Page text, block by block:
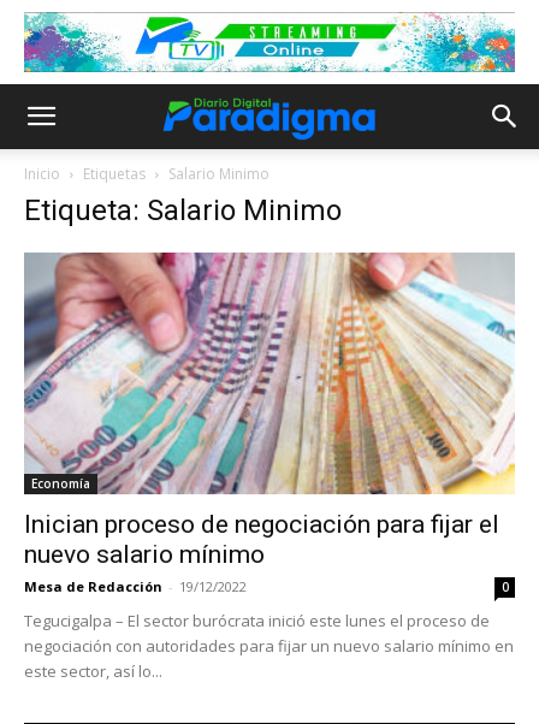
Inicio Etiquetas Salario Minimo
Etiqueta: Salario Minimo
Economía
Inician proceso de negociación para fijar el
nuevo salario mínimo
Mesa de Redacción - 19/12/2022 0
Tegucigalpa – El sector burócrata inició este lunes el proceso de
negociación con autoridades para fijar un nuevo salario mínimo en
este sector, así lo...